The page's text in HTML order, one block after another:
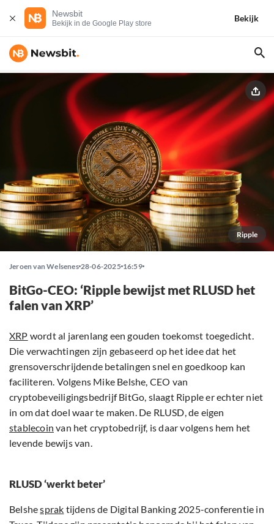
Newsbit
Bekijk in de Google Play store
Bekijk
Ripple
Jeroen van Welsenes 28-06-2025 16:59
BitGo-CEO: ‘Ripple bewijst met RLUSD het
falen van XRP’
XRP wordt al jarenlang een gouden toekomst toegedicht.
Die verwachtingen zijn gebaseerd op het idee dat het
grensoverschrijdende betalingen snel en goedkoop kan
faciliteren. Volgens Mike Belshe, CEO van
cryptobeveiligingsbedrijf BitGo, slaagt Ripple er echter niet
in om dat doel waar te maken. De RLUSD, de eigen
stablecoin van het cryptobedrijf, is daar volgens hem het
levende bewijs van.
RLUSD ‘werkt beter’
Belshesprak tijdens de Digital Banking 2025-conferentie in